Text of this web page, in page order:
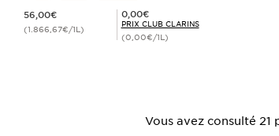
56,00€
(1.866,67€/1L)
Prix Club Clarins 0,00€
0,00€
PRIX CLUB CLARINS
(0,00€/1L)
Vous avez consulté 21